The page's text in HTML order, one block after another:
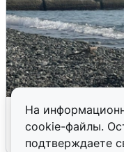
На
cookie-файлы.
подтверждаете
Сирены в